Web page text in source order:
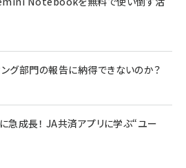
グ部門の報告に納得できないのか？
急成長！ JA共済アプリに学ぶ“ユー